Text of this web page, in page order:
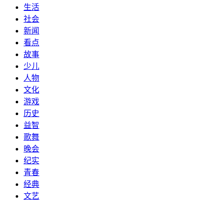
生活
社会
新闻
看点
故事
少儿
人物
文化
游戏
历史
益智
歌舞
晚会
纪实
青春
经典
文艺